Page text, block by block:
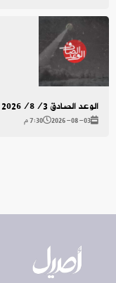
الوعد الصادق 2026/8/3
2026-08-03 7:30 م